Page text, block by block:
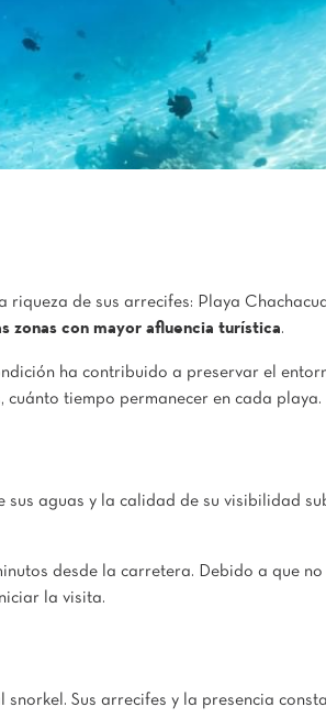
de sus arrecifes: Playa
zonas con mayor afluencia turística.
ha contribuido a preservar el
tiempo permanecer en cada playa.
aguas y la calidad de su visibilidad
desde la carretera. Debido a que no
la visita.
Sus arrecifes y la presencia